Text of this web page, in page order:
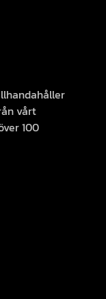
vårt
100